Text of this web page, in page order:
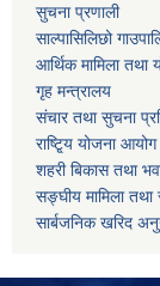
सुचना प्रणाली
साल्पासिलिछो
आर्थिक मामिला तथा
गृह मन्त्रालय
संचार तथा सुचना
राष्टि्ृय योजना आयोग
शहरी बिकास तथा
सङ्घीय मामिला तथा
सार्बजनिक खरिद